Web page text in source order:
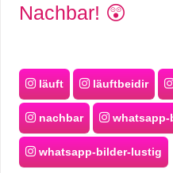
Nachbar! 😲
läuft läuftbeidir
nachbar whatsapp-
whatsapp-bilder-lustig